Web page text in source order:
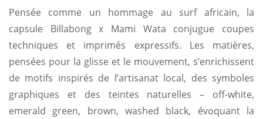
Pensée comme un hommage au surf africain, la
capsule Billabong x Mami Wata conjugue coupes
techniques et imprimés expressifs. Les matières,
pensées pour la glisse et le mouvement, s’enrichissent
de motifs inspirés de l’artisanat local, des symboles
graphiques et des teintes naturelles – off-white,
emerald green, brown, washed black, évoquant la